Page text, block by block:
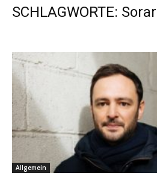
SCHLAGWORTE:
Allgemein